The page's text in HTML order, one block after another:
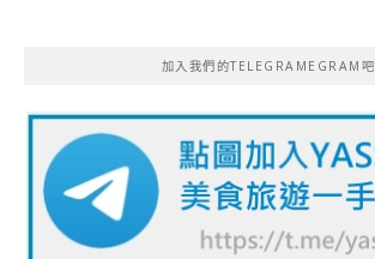
加入我們的TELEGRAMEGRAM吧